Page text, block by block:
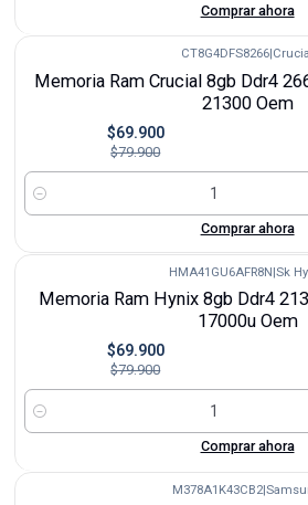
Comprar ahora
CT8G4DFS8266 Crucial
Memoria Ram Crucial 8gb Ddr4
21300 Oem
$69.900
$79.900
Cantidad
Comprar ahora
HMA41GU6AFR8N|Sk
Memoria Ram Hynix 8gb Ddr4
17000u Oem
$69.900
$79.900
Cantidad
Comprar ahora
M378A1K43CB2|